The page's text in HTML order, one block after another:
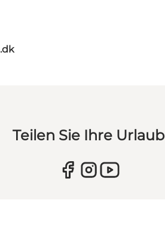
Teilen Sie Ihre Urlaub